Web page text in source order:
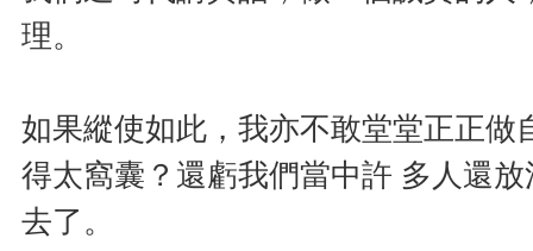
理。
如果縱使如此，我亦不敢堂堂正正
得太窩囊？還虧我們當中許 多人還
去了。